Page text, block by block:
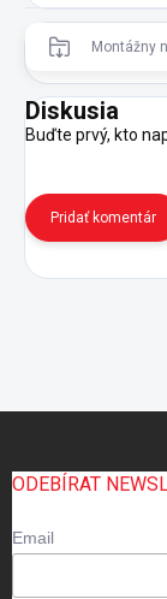
Montážny
Diskusia
Buďte prvý, kto
Pridať komentár
ODEBÍRAT
Email